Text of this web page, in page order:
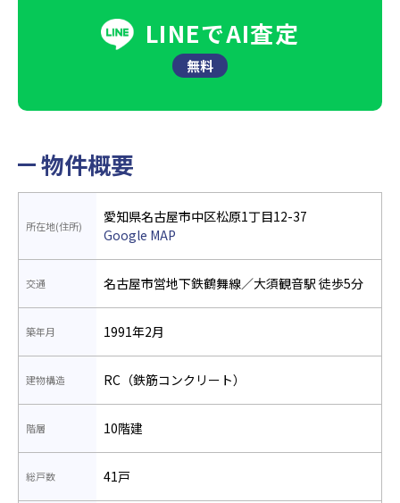
LINEでAI査定
無料
物件概要
所在地(住所)
愛知県名古屋市中区松原1丁目12-37
Google MAP
交通 名古屋市営地下鉄鶴舞線／大須観音駅 徒歩5分
築年月 1991年2月
建物構造 RC（鉄筋コンクリート）
階層 10階建
総戸数 41戸